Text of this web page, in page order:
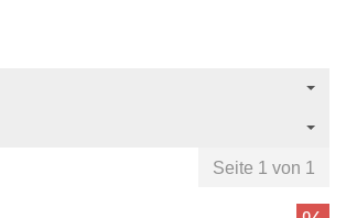
Seite 1 von 1